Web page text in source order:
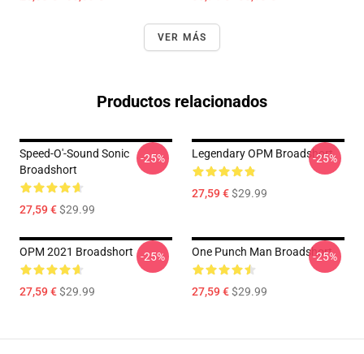
VER MÁS
Productos relacionados
Speed-O'-Sound Sonic
Broadshort
27,59 €$29.99
-25% Legendary OPM Broadshort
27,59 €$29.99
-25%
OPM 2021 Broadshort
27,59 €$29.99
-25% One Punch Man Broadshort
27,59 €$29.99
-25%